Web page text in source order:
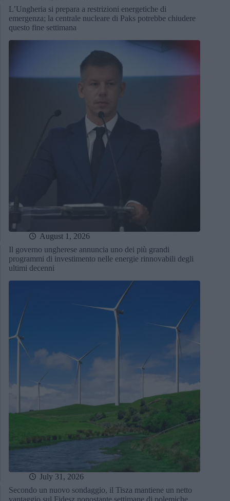
L’Ungheria si prepara a restrizioni energetiche di
emergenza; la centrale nucleare di Paks potrebbe chiudere
questo fine settimana
August 1, 2026
Il governo ungherese annuncia uno dei più grandi
programmi di investimento nelle energie rinnovabili degli
ultimi decenni
July 31, 2026
Secondo un nuovo sondaggio, il Tisza mantiene un netto
vantaggio sul Fidesz nonostante settimane di polemiche